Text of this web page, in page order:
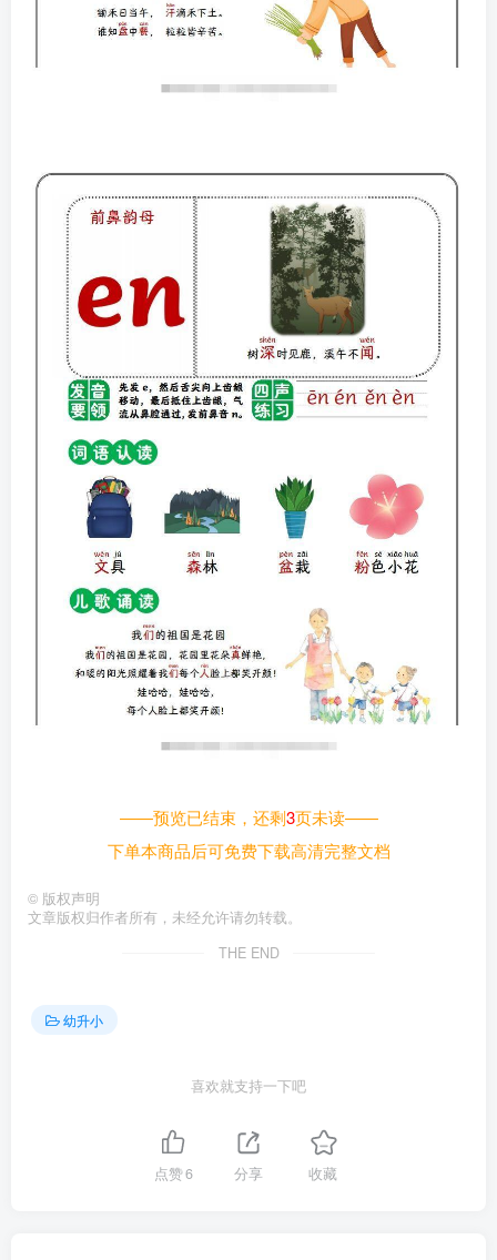
——预览已结束，还剩3页未读——
下单本商品后可免费下载高清完整文档
© 版权声明
文章版权归作者所有，未经允许请勿转载。
THE END
幼升小
喜欢就支持一下吧
点赞6 分享 收藏